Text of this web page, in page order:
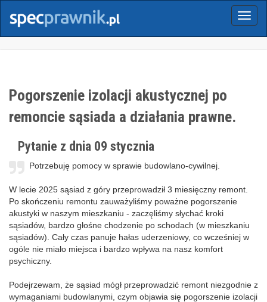
Menu
Pogorszenie izolacji akustycznej po
remoncie sąsiada a działania prawne.
Pytanie z dnia 09 stycznia
Potrzebuję pomocy w sprawie budowlano-cywilnej.
W lecie 2025 sąsiad z góry przeprowadził 3 miesięczny remont.
Po skończeniu remontu zauważyliśmy poważne pogorszenie
akustyki w naszym mieszkaniu - zaczęliśmy słychać kroki
sąsiadów, bardzo głośne chodzenie po schodach (w mieszkaniu
sąsiadów). Cały czas panuje hałas uderzeniowy, co wcześniej w
ogóle nie miało miejsca i bardzo wpływa na nasz komfort
psychiczny.
Podejrzewam, że sąsiad mógł przeprowadzić remont niezgodnie z
wymaganiami budowlanymi, czym objawia się pogorszenie izolacji